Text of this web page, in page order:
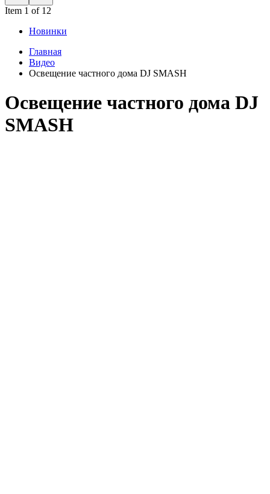
Item 1 of 12
Новинки
Главная
Видео
Освещение частного дома DJ SMASH
Освещение частного дома DJ
SMASH